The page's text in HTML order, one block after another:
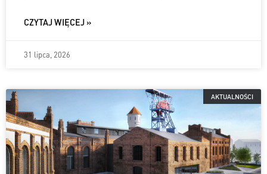
CZYTAJ WIĘCEJ »
31 lipca, 2026
AKTUALNOŚCI